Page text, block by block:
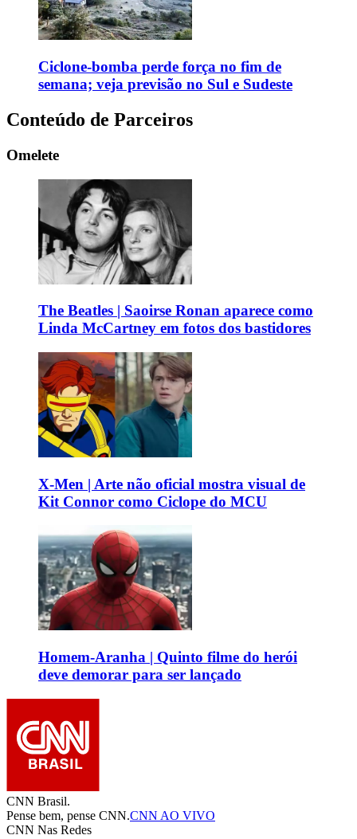
Ciclone-bomba perde força no fim de
semana; veja previsão no Sul e Sudeste
Conteúdo de Parceiros
Omelete
The Beatles | Saoirse Ronan aparece como
Linda McCartney em fotos dos bastidores
X-Men | Arte não oficial mostra visual de
Kit Connor como Ciclope do MCU
Homem-Aranha | Quinto filme do herói
deve demorar para ser lançado
CNN Brasil.
Pense bem, pense CNN.CNN AO VIVO
CNN Nas Redes